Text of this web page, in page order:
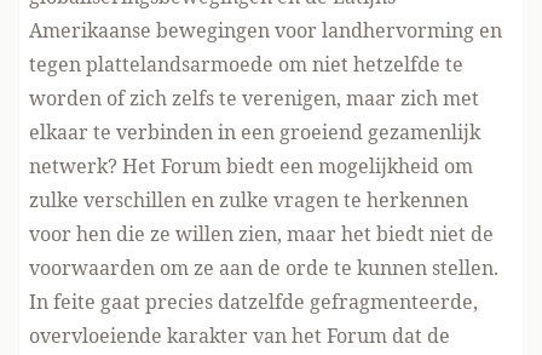
Amerikaanse bewegingen voor landhervorming en
tegen plattelandsarmoede om niet hetzelfde te
worden of zich zelfs te verenigen, maar zich met
elkaar te verbinden in een groeiend gezamenlijk
netwerk? Het Forum biedt een mogelijkheid om
zulke verschillen en zulke vragen te herkennen
voor hen die ze willen zien, maar het biedt niet de
voorwaarden om ze aan de orde te kunnen stellen.
In feite gaat precies datzelfde gefragmenteerde,
overvloeiende karakter van het Forum dat de